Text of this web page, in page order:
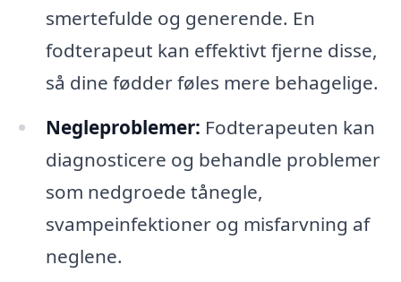
smertefulde og generende. En
fodterapeut kan effektivt fjerne disse,
så dine fødder føles mere behagelige.
Negleproblemer: Fodterapeuten kan
diagnosticere og behandle problemer
som nedgroede tånegle,
svampeinfektioner og misfarvning af
neglene.